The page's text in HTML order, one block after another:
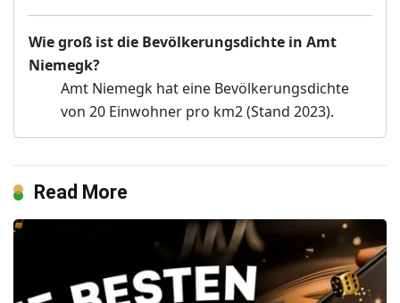
Wie groß ist die Bevölkerungsdichte in Amt
Niemegk?
Amt Niemegk hat eine Bevölkerungsdichte
von 20 Einwohner pro km2 (Stand 2023).
Read More